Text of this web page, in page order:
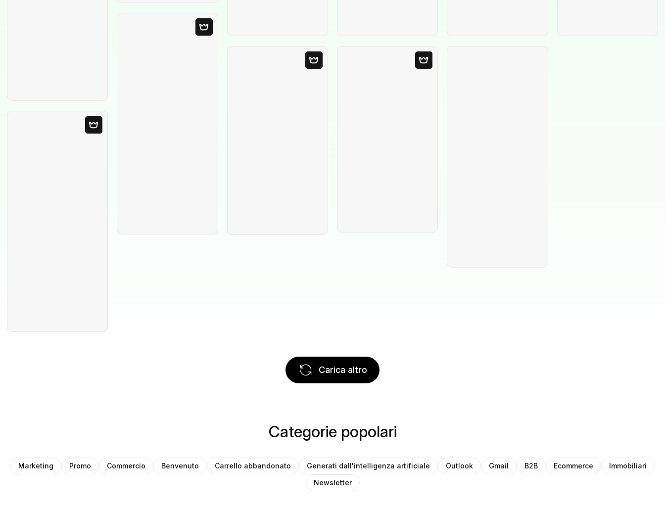
Carica altro
Categorie popolari
Marketing Promo Commercio Benvenuto Carrello abbandonato Generati dall'intelligenza artificiale Outlook Gmail B2B Ecommerce
Immobiliari
Newsletter